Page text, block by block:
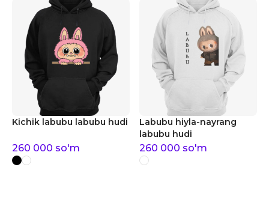
Kichik labubu labubu hudi
260 000 so'm
Labubu hiyla-nayrang
labubu hudi
260 000 so'm